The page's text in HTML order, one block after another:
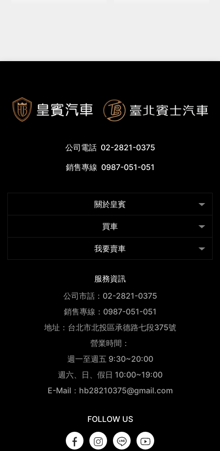
公司電話 02-2821-0375
銷售專線 0987-051-051
關於皇賓
買車
我要賣車
服務資訊
公司市話：02-2821-0375
銷售專線：0987-051-051
地址：台北市北投區承德路七段375號
營業時間：
週一至週五 9:30~20:00
週六、日、假日 10:00~19:00
E-Mail：hb28210375@gmail.com
FOLLOW US